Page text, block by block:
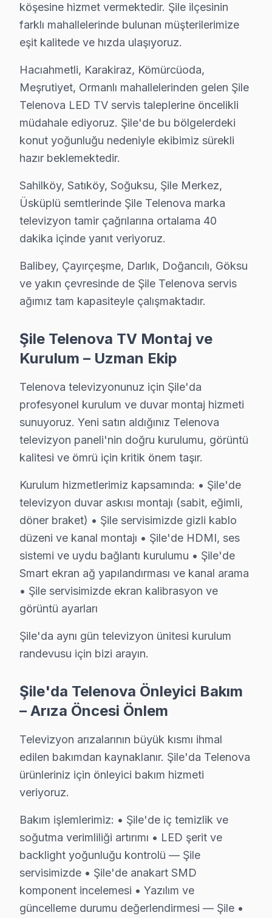
3. Arıza kaynağı tespit edilir: panel mi, anakart mı, güç
4. Yazılı fiyat teklifi sunulur; onay olmadan işlem
5. Orijinal veya OEM eşdeğer bu TV parça ile onarım
6. Tüm fonksiyonlar kapsamlı test edilir; garanti
Telenova televizyon paneli Bakım Tavsiyeleri
bu marka televizyon'ler için en yaygın kullanıcı
bu cihaz televizyon ünitesi'niz arızalandığında
Telenova güvenilirliği standartlarında Telenova
Şile'de Mahalle Telenova Servis Hizmeti
Telenova akıllı TV arıza servisimiz Şile'nin her
Hacıahmetli, Karakiraz, Kömürcüoda, Meşrutiyet,
Sahilköy, Satıköy, Soğuksu, Şile Merkez, Üsküplü
Balibey, Çayırçeşme, Darlık, Doğancılı, Göksu ve
Şile Telenova TV Montaj ve Kurulum – Uzman
Kurulum hizmetlerimiz kapsamında:
• Şile'de televizyon duvar askısı montajı (sabit,
• Şile'de HDMI, ses sistemi ve uydu bağlantı
• Şile'de Smart ekran ağ yapılandırması ve kanal
• Şile servisimizde ekran kalibrasyon ve görüntü
Şile'da aynı gün televizyon ünitesi kurulum
Şile'da Telenova Önleyici Bakım – Arıza
Televizyon arızalarının büyük kısmı ihmal edilen
Bakım işlemlerimiz:
• Şile'de iç temizlik ve soğutma verimliliği artırımı
• LED şerit ve backlight yoğunluğu kontrolü — Şile
• Şile'de anakart SMD komponent incelemesi
• Yazılım ve güncelleme durumu değerlendirmesi —
Yılda en az bir kez profesyonel bakım, Telenova
Şile'de aniden arızalanan Telenova görüntüleme
Şile'de yerinde servis avantajları:
• Şile'de aynı gün servis randevusu
• Şile'de taşıma masrafı ve riski yok
• Şile'de arıza anında teşhis ve müdahale
• Şile servisimizde orijinal yedek parça ile hizmet
• Şile'de 2 yıl işçilik garantisi
Şile'da Telenova yetkili servis kalitesinde hizmet alın,
Şile'da Telenova TV Yedek Parçası – Hızlı
Şile Telenova TV Tamir Garantisi – Yazılı
köşesine hizmet vermektedir. Şile ilçesinin
farklı mahallelerinde bulunan müşterilerimize
eşit kalitede ve hızda ulaşıyoruz.
Hacıahmetli, Karakiraz, Kömürcüoda,
Meşrutiyet, Ormanlı mahallelerinden gelen Şile
Telenova LED TV servis taleplerine öncelikli
müdahale ediyoruz. Şile'de bu bölgelerdeki
konut yoğunluğu nedeniyle ekibimiz sürekli
hazır beklemektedir.
Sahilköy, Satıköy, Soğuksu, Şile Merkez,
Üsküplü semtlerinde Şile Telenova marka
televizyon tamir çağrılarına ortalama 40
dakika içinde yanıt veriyoruz.
Balibey, Çayırçeşme, Darlık, Doğancılı, Göksu
ve yakın çevresinde de Şile Telenova servis
ağımız tam kapasiteyle çalışmaktadır.
Şile Telenova TV Montaj ve
Kurulum – Uzman Ekip
Telenova televizyonunuz için Şile'da
profesyonel kurulum ve duvar montaj hizmeti
sunuyoruz. Yeni satın aldığınız Telenova
televizyon paneli'nin doğru kurulumu, görüntü
kalitesi ve ömrü için kritik önem taşır.
Kurulum hizmetlerimiz kapsamında: • Şile'de
televizyon duvar askısı montajı (sabit, eğimli,
döner braket) • Şile servisimizde gizli kablo
düzeni ve kanal montajı • Şile'de HDMI, ses
sistemi ve uydu bağlantı kurulumu • Şile'de
Smart ekran ağ yapılandırması ve kanal arama
• Şile servisimizde ekran kalibrasyon ve
görüntü ayarları
Şile'da aynı gün televizyon ünitesi kurulum
randevusu için bizi arayın.
Şile'da Telenova Önleyici Bakım
– Arıza Öncesi Önlem
Televizyon arızalarının büyük kısmı ihmal
edilen bakımdan kaynaklanır. Şile'da Telenova
ürünleriniz için önleyici bakım hizmeti
veriyoruz.
Bakım işlemlerimiz: • Şile'de iç temizlik ve
soğutma verimliliği artırımı • LED şerit ve
backlight yoğunluğu kontrolü — Şile
servisimizde • Şile'de anakart SMD
komponent incelemesi • Yazılım ve
güncelleme durumu değerlendirmesi — Şile •